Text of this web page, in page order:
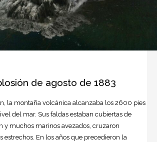
de agosto de 1883
la montaña volcánica alcanzaba los 2600 pies
del mar. Sus faldas estaban cubiertas de
y muchos marinos avezados, cruzaron
estrechos. En los años que precedieron la